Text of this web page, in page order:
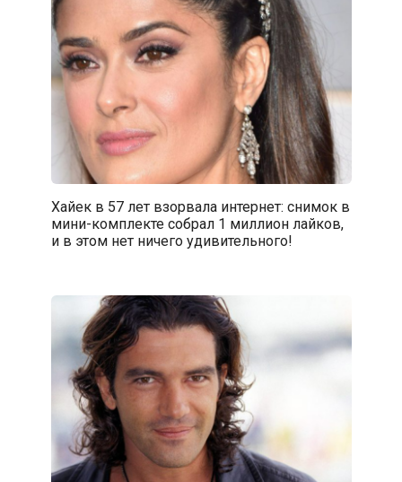
Хайек в 57 лет взорвала интернет: снимок в
мини-комплекте собрал 1 миллион лайков,
и в этом нет ничего удивительного!